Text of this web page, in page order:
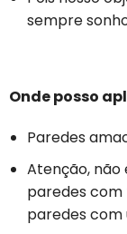
sempre
Onde posso
Paredes
Atenção,
paredes com
paredes com